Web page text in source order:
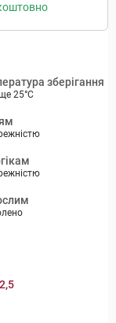
зберігання
25°C